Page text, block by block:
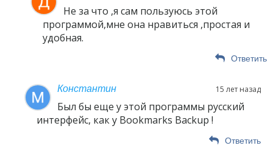
Не за что ,я сам пользуюсь этой
программой,мне она нравиться ,простая и
удобная.
Ответить
Константин 15 лет назад
Был бы еще у этой программы русский
интерфейс, как у Bookmarks Backup !
Ответить